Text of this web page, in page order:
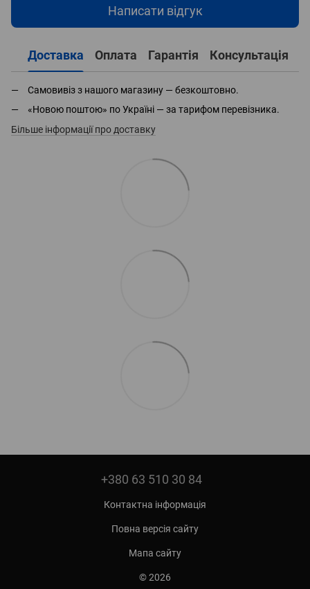
Написати відгук
Доставка Оплата Гарантія Консультація
Самовивіз з нашого магазину — безкоштовно.
«Новою поштою» по Україні — за тарифом перевізника.
Більше інформації про доставку
+380 63 510 30 84
Контактна інформація
Повна версія сайту
Мапа сайту
© 2026